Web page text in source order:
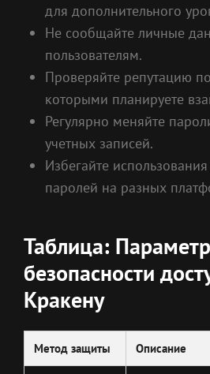
для дополнительного
Не сообщайте личные
пользователям.
Проверяйте репутацию
которыми планируете
Регулярно меняйте
учетных записей.
Избегайте
паролей на разных
Таблица:
безопасности
Кракену
Метод защиты Описание